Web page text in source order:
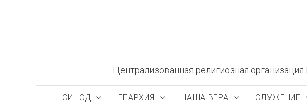
Централизованная религиозная
СИНОД ЕПАРХИЯ НАША ВЕРА СЛУЖЕНИЕ